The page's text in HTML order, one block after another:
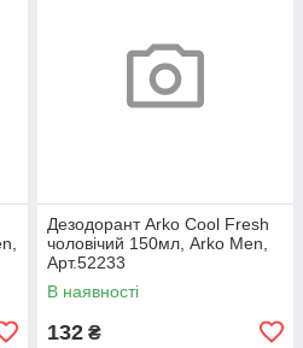
Дезодорант Arko Сool Fresh
чоловічий 150мл, Arko Men,
Арт.52233
В наявності
132 ₴